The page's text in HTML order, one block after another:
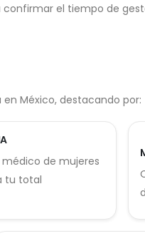
confirmar el tiempo de
México, destacando por:
de mujeres
tu total